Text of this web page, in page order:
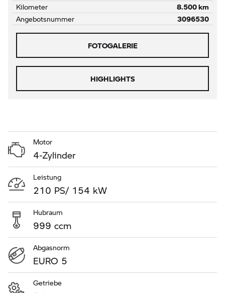
Kilometer 8.500 km
Angebotsnummer 3096530
FOTOGALERIE
HIGHLIGHTS
Motor
4-Zylinder
Leistung
210 PS/ 154 kW
Hubraum
999 ccm
Abgasnorm
EURO 5
Getriebe